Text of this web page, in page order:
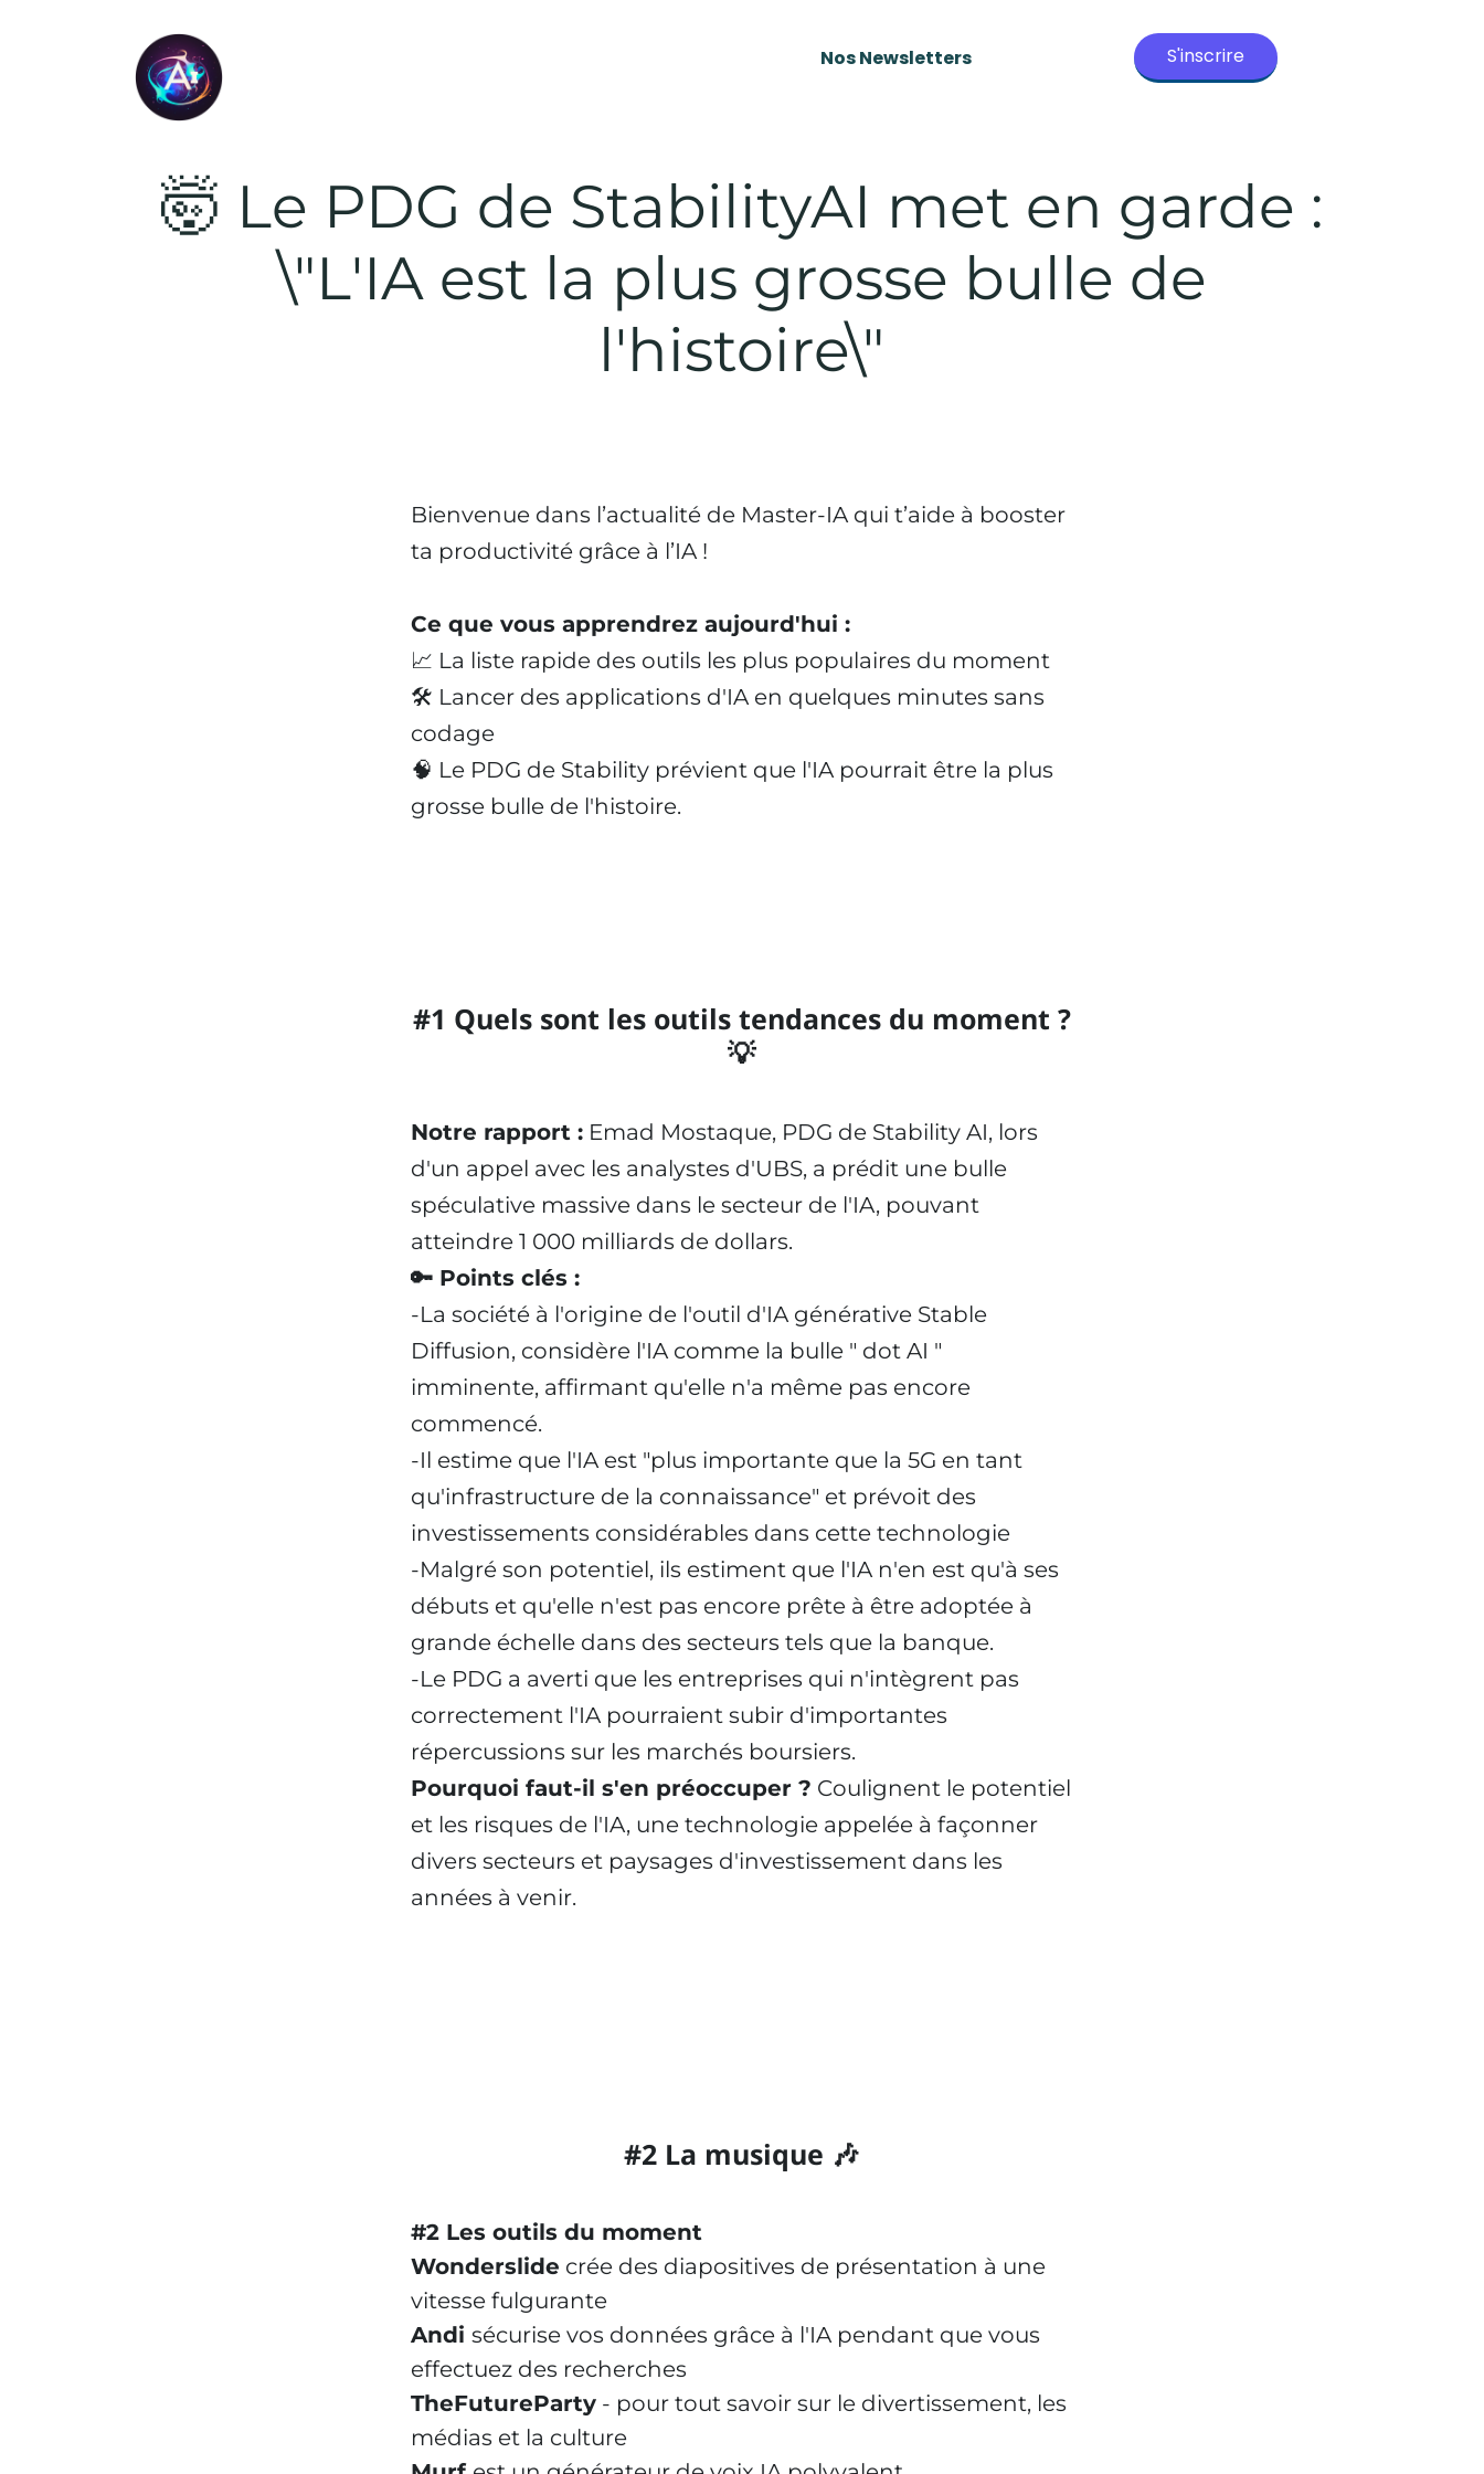
Nos Newsletters S'inscrire
🤯 Le PDG de StabilityAI met en garde :
\"L'IA est la plus grosse bulle de
l'histoire\"
Bienvenue dans l’actualité de Master-IA qui t’aide à booster
ta productivité grâce à l’IA !
Ce que vous apprendrez aujourd'hui :
📈 La liste rapide des outils les plus populaires du moment
🛠 Lancer des applications d'IA en quelques minutes sans
codage
🧠 Le PDG de Stability prévient que l'IA pourrait être la plus
grosse bulle de l'histoire.
#1 Quels sont les outils tendances du moment ?
💡
Notre rapport : Emad Mostaque, PDG de Stability AI, lors
d'un appel avec les analystes d'UBS, a prédit une bulle
spéculative massive dans le secteur de l'IA, pouvant
atteindre 1 000 milliards de dollars.
🔑 Points clés :
-La société à l'origine de l'outil d'IA générative Stable
Diffusion, considère l'IA comme la bulle " dot AI "
imminente, affirmant qu'elle n'a même pas encore
commencé.
-Il estime que l'IA est "plus importante que la 5G en tant
qu'infrastructure de la connaissance" et prévoit des
investissements considérables dans cette technologie
-Malgré son potentiel, ils estiment que l'IA n'en est qu'à ses
débuts et qu'elle n'est pas encore prête à être adoptée à
grande échelle dans des secteurs tels que la banque.
-Le PDG a averti que les entreprises qui n'intègrent pas
correctement l'IA pourraient subir d'importantes
répercussions sur les marchés boursiers.
Pourquoi faut-il s'en préoccuper ? Coulignent le potentiel
et les risques de l'IA, une technologie appelée à façonner
divers secteurs et paysages d'investissement dans les
années à venir.
#2 La musique 🎶
#2 Les outils du moment
Wonderslide crée des diapositives de présentation à une
vitesse fulgurante
Andi sécurise vos données grâce à l'IA pendant que vous
effectuez des recherches
TheFutureParty - pour tout savoir sur le divertissement, les
médias et la culture